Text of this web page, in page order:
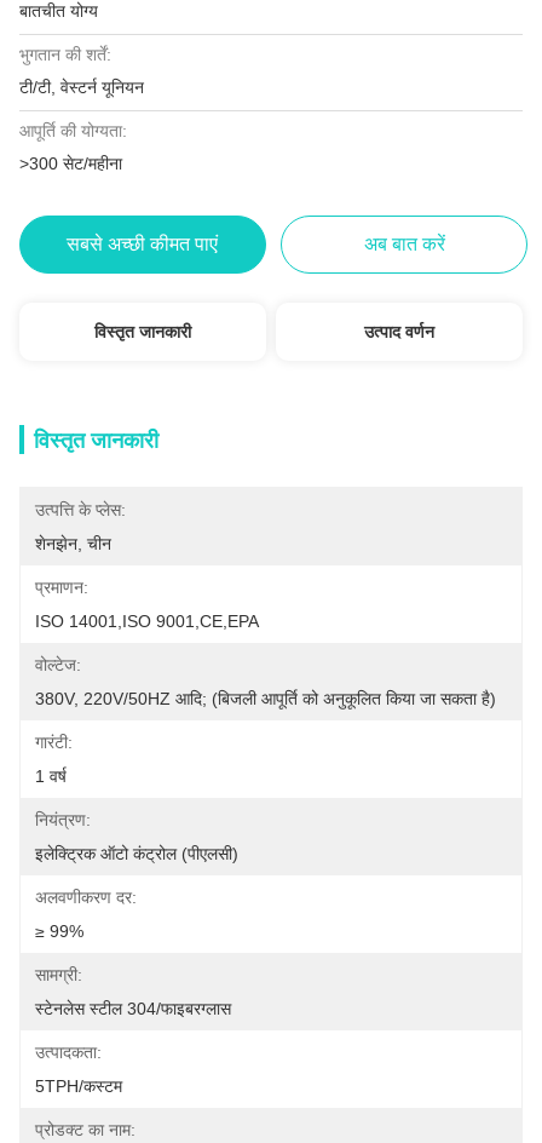
बातचीत योग्य
भुगतान की शर्तें:
टी/टी, वेस्टर्न यूनियन
आपूर्ति की योग्यता:
>300 सेट/महीना
सबसे अच्छी कीमत पाएं अब बात करें
विस्तृत जानकारी उत्पाद वर्णन
विस्तृत जानकारी
उत्पत्ति के प्लेस:
शेनझेन, चीन
प्रमाणन:
ISO 14001,ISO 9001,CE,EPA
वोल्टेज:
380V, 220V/50HZ आदि; (बिजली आपूर्ति को अनुकूलित किया जा सकता है)
गारंटी:
1 वर्ष
नियंत्रण:
इलेक्ट्रिक ऑटो कंट्रोल (पीएलसी)
अलवणीकरण दर:
≥ 99%
सामग्री:
स्टेनलेस स्टील 304/फाइबरग्लास
उत्पादकता:
5TPH/कस्टम
प्रोडक्ट का नाम: